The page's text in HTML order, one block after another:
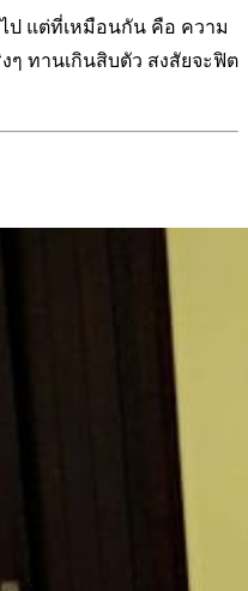
ป แต่ที่เหมือนกัน คือ ความ
ๆ ทานเกินสิบตัว สงสัยจะฟิต